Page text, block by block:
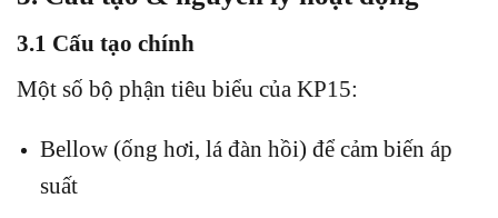
3.1 Cấu tạo chính
Một số bộ phận tiêu biểu của KP15:
Bellow (ống hơi, lá đàn hồi) để cảm biến áp
suất